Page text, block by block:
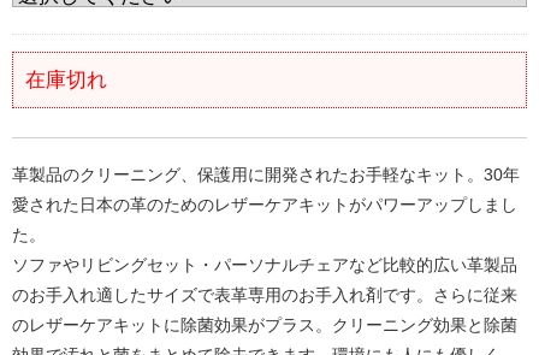
在庫切れ
革製品のクリーニング、保護用に開発されたお手軽なキット。30年
愛された日本の革のためのレザーケアキットがパワーアップしまし
た。
ソファやリビングセット・パーソナルチェアなど比較的広い革製品
のお手入れ適したサイズで表革専用のお手入れ剤です。さらに従来
のレザーケアキットに除菌効果がプラス。クリーニング効果と除菌